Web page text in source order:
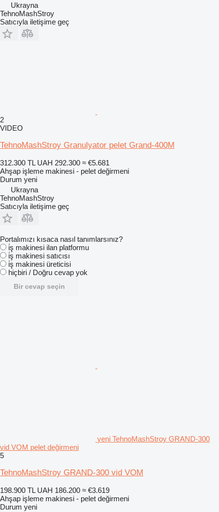
Ukrayna
TehnoMashStroy
Satıcıyla iletişime geç
2
VIDEO
TehnoMashStroy Granulyator pelet Grand-400M
312.300 TL UAH 292.300 ≈ €5.681
Ahşap işleme makinesi - pelet değirmeni
Durum yeni
Ukrayna
TehnoMashStroy
Satıcıyla iletişime geç
Portalımızı kısaca nasıl tanımlarsınız?
i̇ş makinesi ilan platformu
i̇ş makinesi satıcısı
i̇ş makinesi üreticisi
hiçbiri / Doğru cevap yok
Bir cevap seçin
yeni TehnoMashStroy GRAND-300
vid VOM pelet değirmeni
5
TehnoMashStroy GRAND-300 vid VOM
198.900 TL UAH 186.200 ≈ €3.619
Ahşap işleme makinesi - pelet değirmeni
Durum yeni